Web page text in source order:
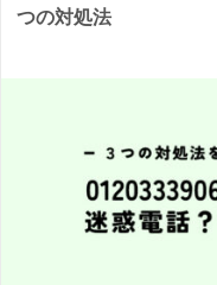
つの対処法